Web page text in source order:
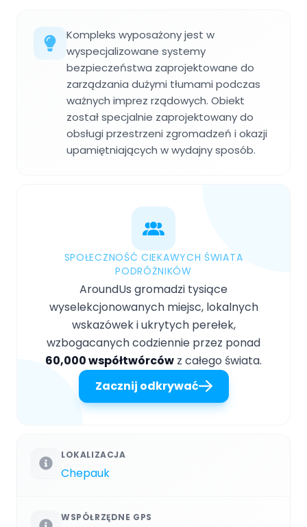
Kompleks wyposażony jest w
wyspecjalizowane systemy
bezpieczeństwa zaprojektowane do
zarządzania dużymi tłumami podczas
ważnych imprez rządowych. Obiekt
został specjalnie zaprojektowany do
obsługi przestrzeni zgromadzeń i okazji
upamiętniających w wydajny sposób.
SPOŁECZNOŚĆ CIEKAWYCH ŚWIATA
PODRÓŻNIKÓW
AroundUs gromadzi tysiące
wyselekcjonowanych miejsc, lokalnych
wskazówek i ukrytych perełek,
wzbogacanych codziennie przez ponad
60,000 współtwórców z całego świata.
Zacznij odkrywać
LOKALIZACJA
Chepauk
WSPÓŁRZĘDNE GPS